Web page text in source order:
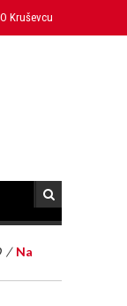
O Kruševcu
/ Na